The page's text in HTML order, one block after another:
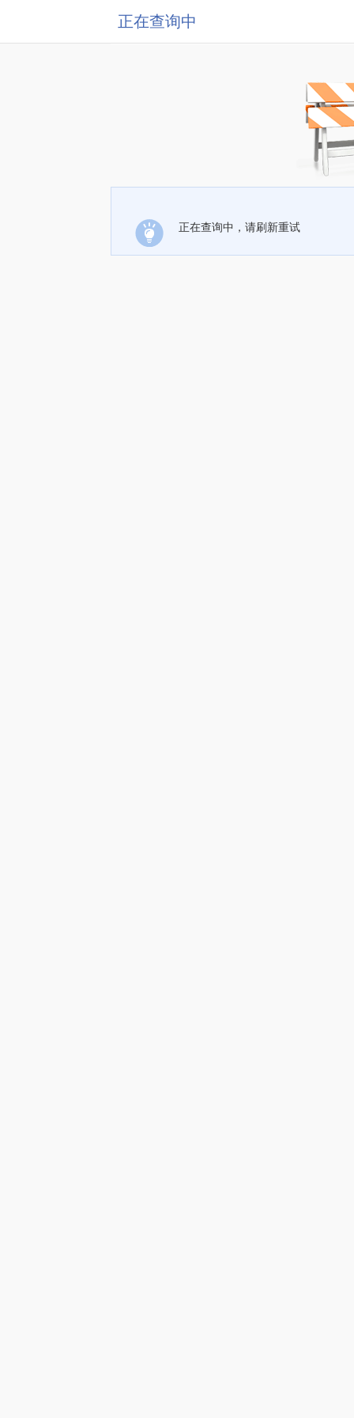
正在查询中
正在查询中，请刷新重试